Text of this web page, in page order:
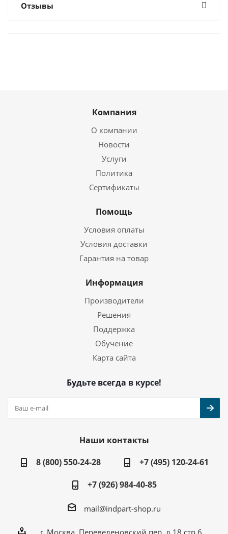
Отзывы
Компания
О компании
Новости
Услуги
Политика
Сертификаты
Помощь
Условия оплаты
Условия доставки
Гарантия на товар
Информация
Производители
Решения
Поддержка
Обучение
Карта сайта
Будьте всегда в курсе!
Наши контакты
8 (800) 550-24-28
+7 (495) 120-24-61
+7 (926) 984-40-85
mail@indpart-shop.ru
г. Москва, Переведеновский пер, д.18 стр.6,